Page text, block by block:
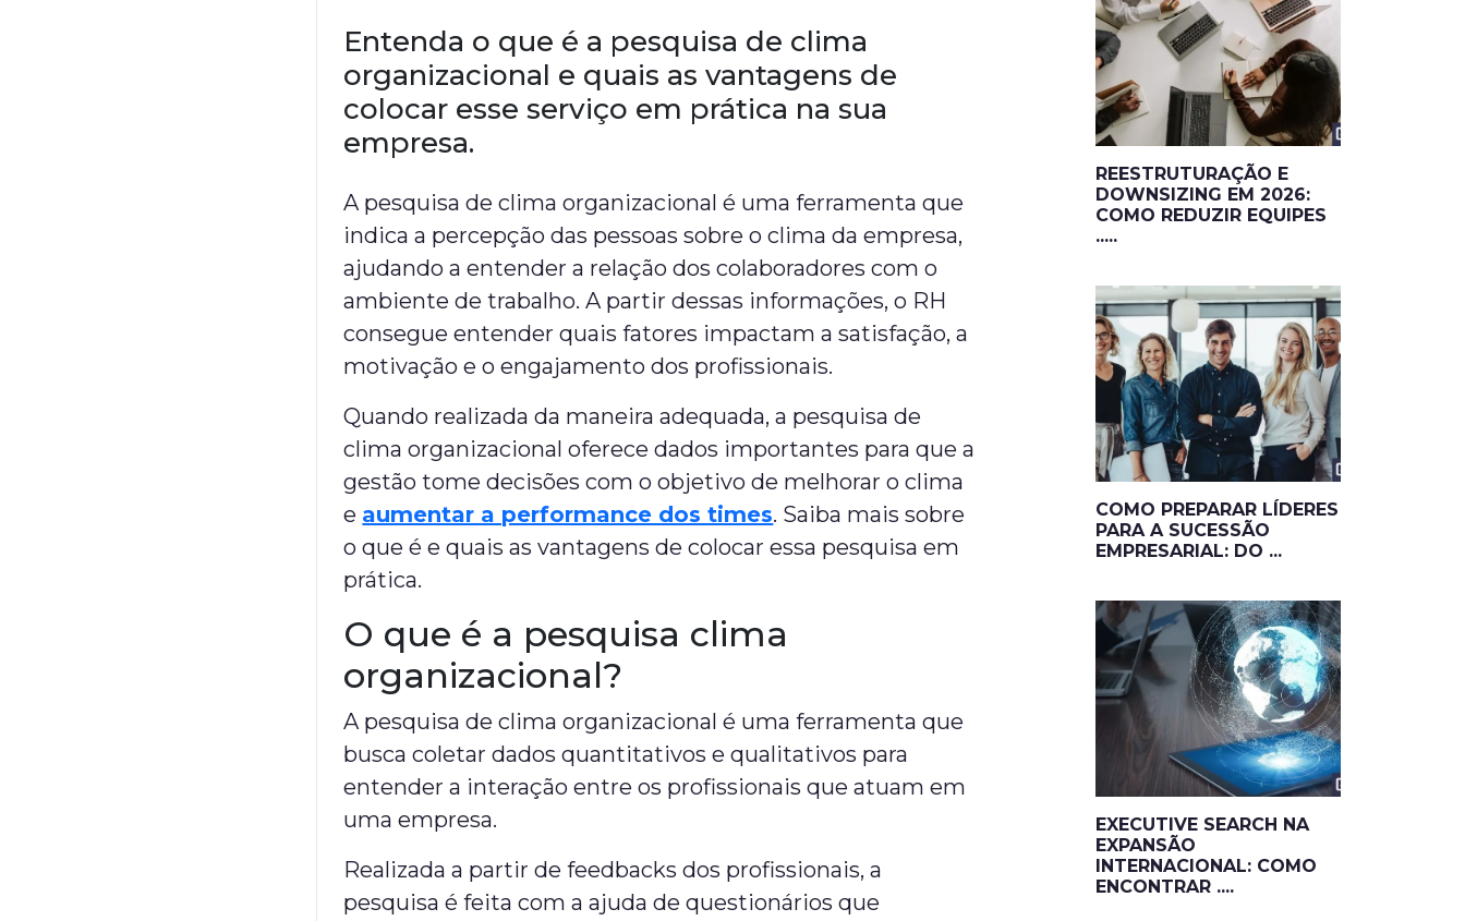
Entenda o que é a pesquisa de clima
organizacional e quais as vantagens de
colocar esse serviço em prática na sua
empresa.
A pesquisa de clima organizacional é uma ferramenta que
indica a percepção das pessoas sobre o clima da empresa,
ajudando a entender a relação dos colaboradores com o
ambiente de trabalho. A partir dessas informações, o RH
consegue entender quais fatores impactam a satisfação, a
motivação e o engajamento dos profissionais.
Quando realizada da maneira adequada, a pesquisa de
clima organizacional oferece dados importantes para que a
gestão tome decisões com o objetivo de melhorar o clima
e aumentar a performance dos times. Saiba mais sobre
o que é e quais as vantagens de colocar essa pesquisa em
prática.
O que é a pesquisa clima
organizacional?
A pesquisa de clima organizacional é uma ferramenta que
busca coletar dados quantitativos e qualitativos para
entender a interação entre os profissionais que atuam em
uma empresa.
Realizada a partir de feedbacks dos profissionais, a
pesquisa é feita com a ajuda de questionários que
REESTRUTURAÇÃO E
DOWNSIZING EM 2026:
COMO REDUZIR EQUIPES
.....
COMO PREPARAR LÍDERES
PARA A SUCESSÃO
EMPRESARIAL: DO ...
EXECUTIVE SEARCH NA
EXPANSÃO
INTERNACIONAL: COMO
ENCONTRAR ....